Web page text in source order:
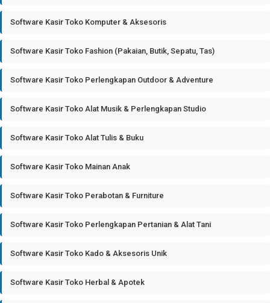
Software Kasir Toko Komputer & Aksesoris
Software Kasir Toko Fashion (Pakaian, Butik, Sepatu, Tas)
Software Kasir Toko Perlengkapan Outdoor & Adventure
Software Kasir Toko Alat Musik & Perlengkapan Studio
Software Kasir Toko Alat Tulis & Buku
Software Kasir Toko Mainan Anak
Software Kasir Toko Perabotan & Furniture
Software Kasir Toko Perlengkapan Pertanian & Alat Tani
Software Kasir Toko Kado & Aksesoris Unik
Software Kasir Toko Herbal & Apotek